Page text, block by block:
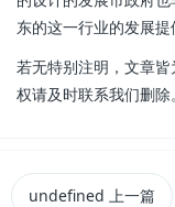
东的这一行业的发展提
若无特别注明，文章
权请及时联系我们删除。
undefined 上一篇